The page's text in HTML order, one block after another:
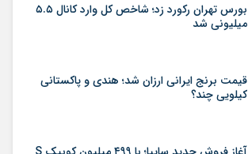
بورس تهران رکورد زد؛ شاخص کل وارد کانال ۵.۵
میلیونی شد
قیمت برنج ایرانی ارزان شد؛ هندی و پاکستانی
کیلویی چند؟